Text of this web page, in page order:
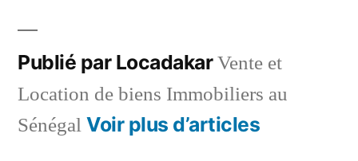
Publié par LocadakarVente et
Location de biens Immobiliers au
Sénégal Voir plus d’articles